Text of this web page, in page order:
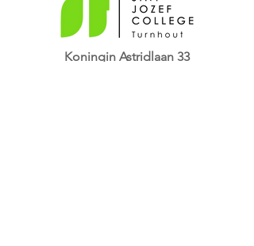
Koningin Astridlaan 33